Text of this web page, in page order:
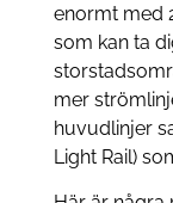
enormt med
som kan ta
mer
huvudlinjer
Light Rail)